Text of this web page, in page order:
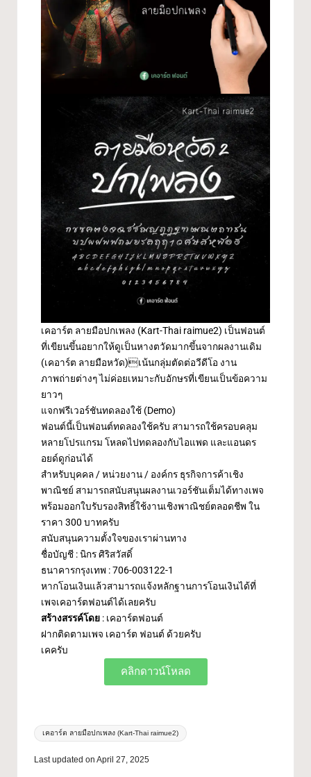
เคอาร์ต ลายมือปกเพลง (Kart-Thai raimue2) เป็นฟอนต์
ที่เขียนขึ้นอยากให้ดูเป็นหางตวัดมากขึ้นจากผลงานเดิม
(เคอาร์ต ลายมือหวัด)เน้นกลุ่มตัดต่อวีดีโอ งาน
ภาพถ่ายต่างๆ ไม่ค่อยเหมาะกับอักษรที่เขียนเป็นข้อความ
ยาวๆ
แจกฟรีเวอร์ชันทดลองใช้ (Demo)
ฟอนต์นี้เป็นฟอนต์ทดลองใช้ครับ สามารถใช้ครอบคลุม
หลายโปรแกรม โหลดไปทดลองกับไอแพด และแอนดร
อยด์ดูก่อนได้
สำหรับบุคคล / หน่วยงาน / องค์กร ธุรกิจการค้าเชิง
พาณิชย์ สามารถสนับสนุนผลงานเวอร์ชันเต็มได้ทางเพจ
พร้อมออกใบรับรองสิทธิ์ใช้งานเชิงพาณิชย์ตลอดชีพ ใน
ราคา 300 บาทครับ
สนับสนุนความตั้งใจของเราผ่านทาง
ชื่อบัญชี : นิกร ศิริสวัสดิ์
ธนาคารกรุงเทพ : 706-003122-1
หากโอนเงินแล้วสามารถแจ้งหลักฐานการโอนเงินได้ที่
เพจเคอาร์ตฟอนต์ได้เลยครับ
สร้างสรรค์โดย : เคอาร์ตฟอนต์
ฝากติดตามเพจ เคอาร์ต ฟอนต์ ด้วยครับ
เคครับ
คลิกดาวน์โหลด
เคอาร์ต ลายมือปกเพลง (Kart-Thai raimue2)
Last updated on April 27, 2025